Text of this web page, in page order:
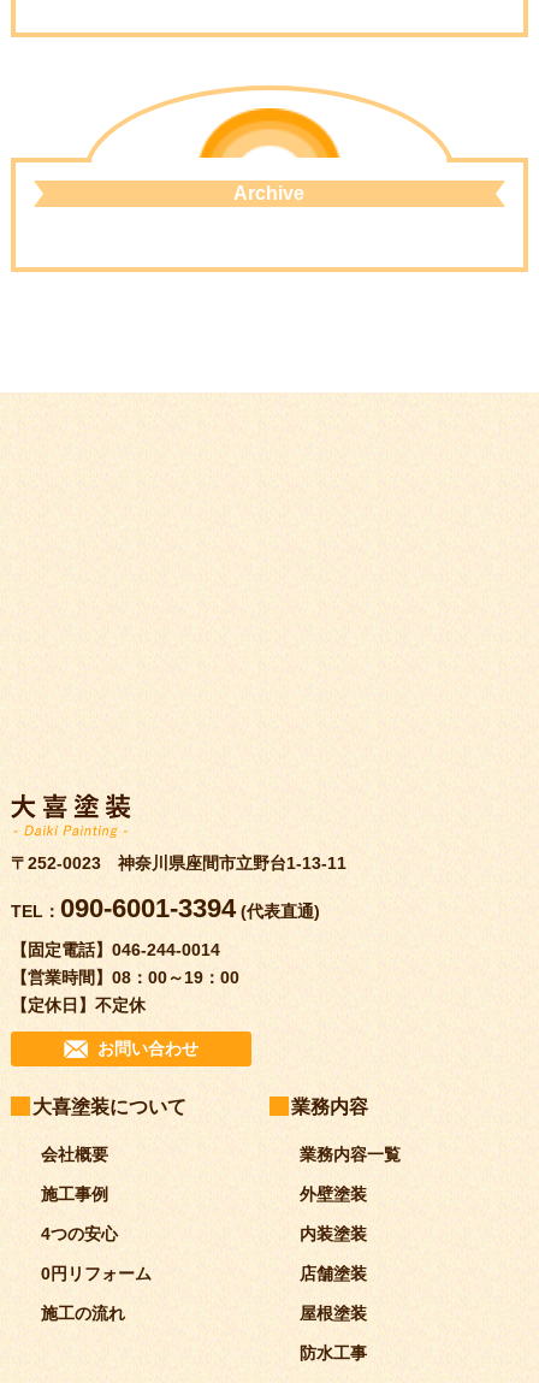
Archive
〒252-0023 神奈川県座間市立野台1-13-11
TEL： 090-6001-3394(代表直通)
【固定電話】 046-244-0014
【営業時間】 08：00～19：00
【定休日】 不定休
お問い合わせ
大喜塗装について
会社概要
施工事例
4つの安心
0円リフォーム
施工の流れ
業務内容
業務内容一覧
外壁塗装
内装塗装
店舗塗装
屋根塗装
防水工事